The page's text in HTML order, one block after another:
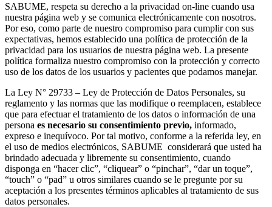
SABUME, respeta su derecho a la privacidad on-line cuando usa
nuestra página web y se comunica electrónicamente con nosotros.
Por eso, como parte de nuestro compromiso para cumplir con sus
expectativas, hemos establecido una política de protección de la
privacidad para los usuarios de nuestra página web. La presente
política formaliza nuestro compromiso con la protección y correcto
uso de los datos de los usuarios y pacientes que podamos manejar.
La Ley N° 29733 – Ley de Protección de Datos Personales, su
reglamento y las normas que las modifique o reemplacen, establece
que para efectuar el tratamiento de los datos o información de una
persona es necesario su consentimiento previo, informado,
expreso e inequívoco. Por tal motivo, conforme a la referida ley, en
el uso de medios electrónicos, SABUME considerará que usted ha
brindado adecuada y libremente su consentimiento, cuando
disponga en “hacer clic”, “cliquear” o “pinchar”, “dar un toque”,
“touch” o “pad” u otros similares cuando se le pregunte por su
aceptación a los presentes términos aplicables al tratamiento de sus
datos personales.